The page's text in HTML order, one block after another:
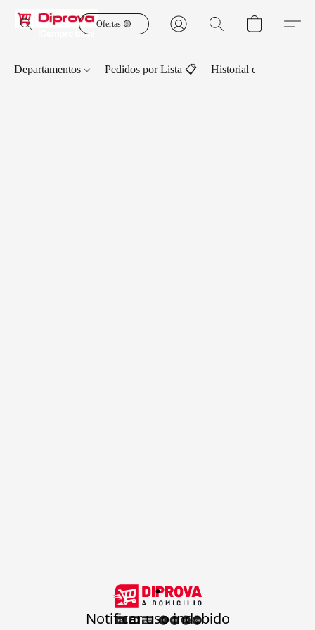
Ofertas 🟡
Departamentos Pedidos por Lista 📋 Historial de Pedidos
.
Notificar uso indebido